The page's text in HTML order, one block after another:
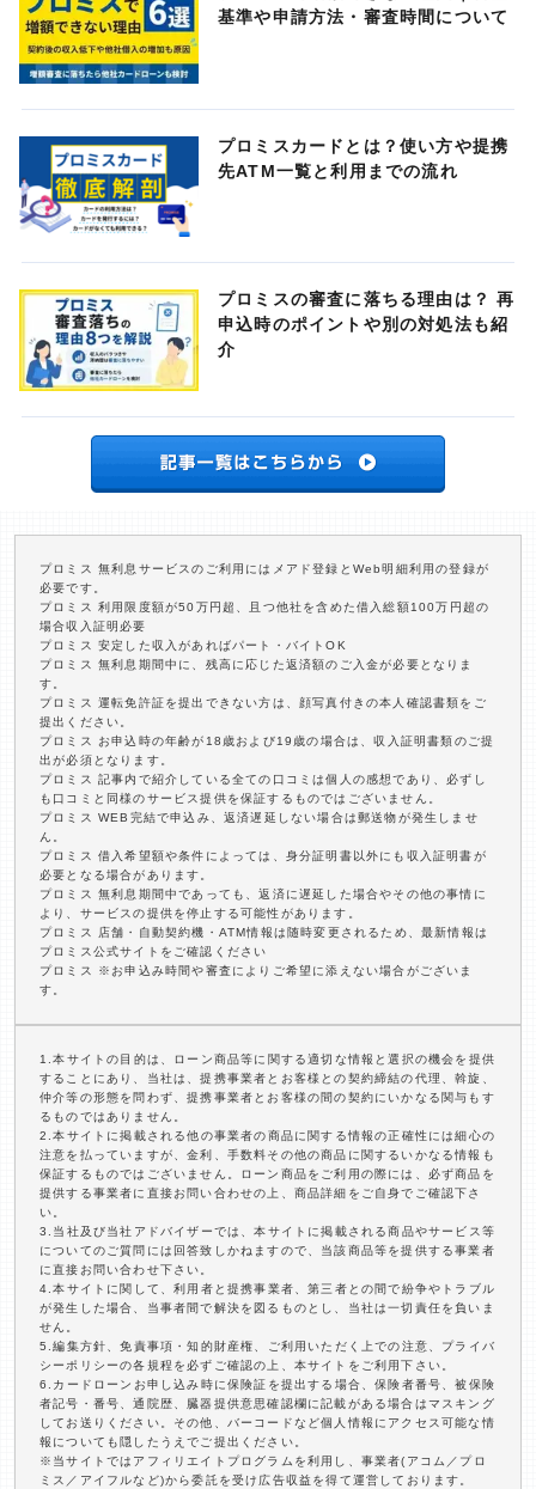
基準や申請方法・審査時間について
プロミスカードとは？使い方や提携
先ATM一覧と利用までの流れ
プロミスの審査に落ちる理由は？ 再
申込時のポイントや別の対処法も紹
介
プロミス 無利息サービスのご利用にはメアド登録とWeb明細利用の登録が
必要です。
プロミス 利用限度額が50万円超、且つ他社を含めた借入総額100万円超の
場合収入証明必要
プロミス 安定した収入があればパート・バイトOK
プロミス 無利息期間中に、残高に応じた返済額のご入金が必要となりま
す。
プロミス 運転免許証を提出できない方は、顔写真付きの本人確認書類をご
提出ください。
プロミス お申込時の年齢が18歳および19歳の場合は、収入証明書類のご提
出が必須となります。
プロミス 記事内で紹介している全ての口コミは個人の感想であり、必ずし
も口コミと同様のサービス提供を保証するものではございません。
プロミス WEB完結で申込み、返済遅延しない場合は郵送物が発生しませ
ん。
プロミス 借入希望額や条件によっては、身分証明書以外にも収入証明書が
必要となる場合があります。
プロミス 無利息期間中であっても、返済に遅延した場合やその他の事情に
より、サービスの提供を停止する可能性があります。
プロミス 店舗・自動契約機・ATM情報は随時変更されるため、最新情報は
プロミス公式サイトをご確認ください
プロミス ※お申込み時間や審査によりご希望に添えない場合がございま
す。
1.本サイトの目的は、ローン商品等に関する適切な情報と選択の機会を提供
することにあり、当社は、提携事業者とお客様との契約締結の代理、斡旋、
仲介等の形態を問わず、提携事業者とお客様の間の契約にいかなる関与もす
るものではありません。
2.本サイトに掲載される他の事業者の商品に関する情報の正確性には細心の
注意を払っていますが、金利、手数料その他の商品に関するいかなる情報も
保証するものではございません。ローン商品をご利用の際には、必ず商品を
提供する事業者に直接お問い合わせの上、商品詳細をご自身でご確認下さ
い。
3.当社及び当社アドバイザーでは、本サイトに掲載される商品やサービス等
についてのご質問には回答致しかねますので、当該商品等を提供する事業者
に直接お問い合わせ下さい。
4.本サイトに関して、利用者と提携事業者、第三者との間で紛争やトラブル
が発生した場合、当事者間で解決を図るものとし、当社は一切責任を負いま
せん。
5.編集方針、免責事項・知的財産権、ご利用いただく上での注意、プライバ
シーポリシーの各規程を必ずご確認の上、本サイトをご利用下さい。
6.カードローンお申し込み時に保険証を提出する場合、保険者番号、被保険
者記号・番号、通院歴、臓器提供意思確認欄に記載がある場合はマスキング
してお送りください。その他、バーコードなど個人情報にアクセス可能な情
報についても隠したうえでご提出ください。
※当サイトではアフィリエイトプログラムを利用し、事業者(アコム／プロ
ミス／アイフルなど)から委託を受け広告収益を得て運営しております。